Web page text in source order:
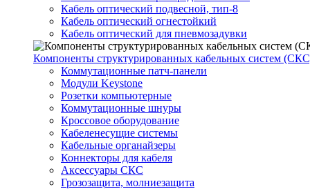
Кабель оптический подвесной, тип-8
Кабель оптический огнестойкий
Кабель оптический для пневмозадувки
Компоненты структурированных кабельных систем
Коммутационные патч-панели
Модули Keystone
Розетки компьютерные
Коммутационные шнуры
Кроссовое оборудование
Кабеленесущие системы
Кабельные органайзеры
Коннекторы для кабеля
Аксессуары СКС
Грозозащита, молниезащита